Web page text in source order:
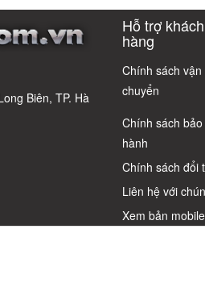
Xe
có câu trả lời
Cho Học
Biên, TP. Hà
Hỗ trợ khách
hàng
Chính sách vận
chuyển
Chính sách bảo
hành
Chính sách đổi
Liên hệ với
Xem bản